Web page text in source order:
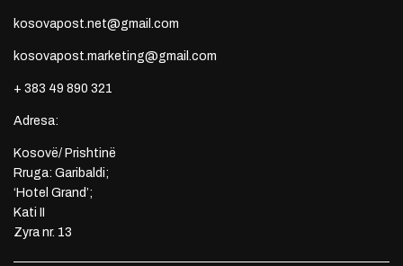
kosovapost.net@gmail.com
kosovapost.marketing@gmail.com
+ 383 49 890 321
Adresa:
Kosovë/ Prishtinë
Rruga: Garibaldi;
‘Hotel Grand’;
Kati II
Zyra nr. 13